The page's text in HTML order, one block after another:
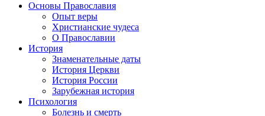
Основы Православия
Опыт веры
Христианские чудеса
О Православии
История
Знаменательные даты
История Церкви
История России
Зарубежная история
Психология
Болезнь и смерть